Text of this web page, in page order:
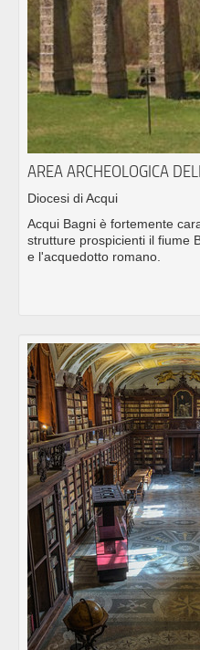
AREA ARCHEOLOGICA
Diocesi di Acqui
Acqui Bagni è fortemente
strutture prospicienti il fiume
e l'acquedotto romano.